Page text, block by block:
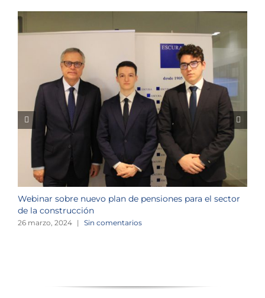
Webinar sobre nuevo plan de pensiones para el sector
de la construcción
26 marzo, 2024 | Sin comentarios